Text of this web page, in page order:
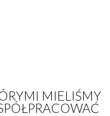
MIELIŚMY